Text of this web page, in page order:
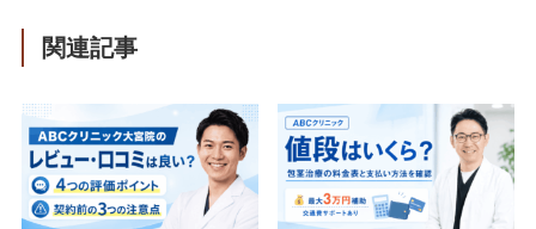
関連記事